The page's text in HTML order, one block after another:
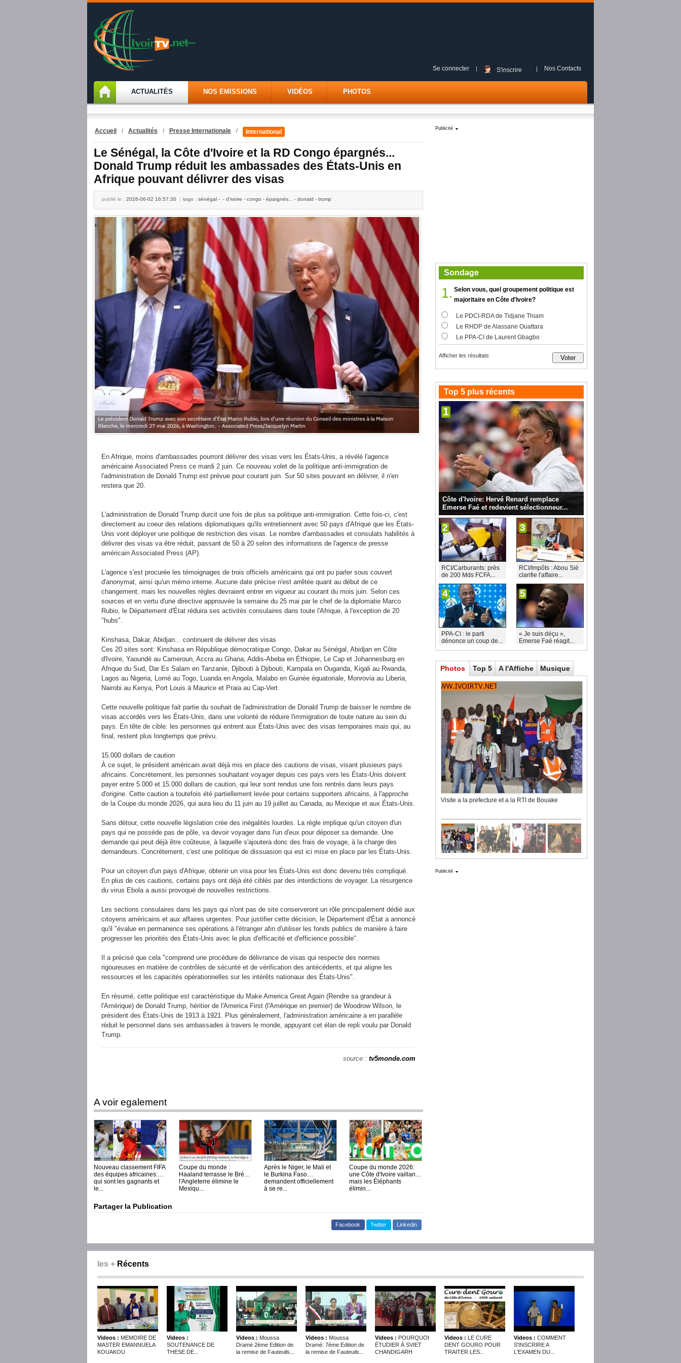
ACTUALITÉS NOS EMISSIONS VIDÉOS PHOTOS
Se connecter S'inscrire Nos Contacts
Accueil / Actualités / Presse Internationale / International
Le Sénégal, la Côte d'Ivoire et la RD Congo épargnés...
Donald Trump réduit les ambassades des États-Unis en
Afrique pouvant délivrer des visas
publiè le : 2026-06-02 16:57:30 tags : sénégal - - d'ivoire - congo - épargnés... - donald - trump
En Afrique, moins d'ambassades pourront délivrer des visas vers les États-Unis, a révélé l'agence
américaine Associated Press ce mardi 2 juin. Ce nouveau volet de la politique anti-immigration de
l'administration de Donald Trump est prévue pour courant juin. Sur 50 sites pouvant en délivrer, il n'en
restera que 20.
L'administration de Donald Trump durcit une fois de plus sa politique anti-immigration. Cette fois-ci, c'est
directement au coeur des relations diplomatiques qu'ils entretiennent avec 50 pays d'Afrique que les États-
Unis vont déployer une politique de restriction des visas. Le nombre d'ambassades et consulats habilités à
délivrer des visas va être réduit, passant de 50 à 20 selon des informations de l'agence de presse
américain Associated Press (AP).
L'agence s'est procurée les témoignages de trois officiels américains qui ont pu parler sous couvert
d'anonymat, ainsi qu'un mémo interne. Aucune date précise n'est arrêtée quant au début de ce
changement, mais les nouvelles règles devraient entrer en vigueur au courant du mois juin. Selon ces
sources et en vertu d'une directive approuvée la semaine du 25 mai par le chef de la diplomatie Marco
Rubio, le Département d'État réduira ses activités consulaires dans toute l'Afrique, à l'exception de 20
"hubs".
Kinshasa, Dakar, Abidjan... continuent de délivrer des visas
Ces 20 sites sont: Kinshasa en République démocratique Congo, Dakar au Sénégal, Abidjan en Côte
d'Ivoire, Yaoundé au Cameroun, Accra au Ghana, Addis-Abeba en Éthiopie, Le Cap et Johannesburg en
Afrique du Sud, Dar Es Salam en Tanzanie, Djibouti à Djibouti, Kampala en Ouganda, Kigali au Rwanda,
Lagos au Nigeria, Lomé au Togo, Luanda en Angola, Malabo en Guinée équatoriale, Monrovia au Liberia,
Nairobi au Kenya, Port Louis à Maurice et Praia au Cap-Vert.
Cette nouvelle politique fait partie du souhait de l'administration de Donald Trump de baisser le nombre de
visas accordés vers les États-Unis, dans une volonté de réduire l'immigration de toute nature au sein du
pays. En tête de cible: les personnes qui entrent aux États-Unis avec des visas temporaires mais qui, au
final, restent plus longtemps que prévu.
15.000 dollars de caution
À ce sujet, le président américain avait déjà mis en place des cautions de visas, visant plusieurs pays
africains. Concrètement, les personnes souhaitant voyager depuis ces pays vers les États-Unis doivent
payer entre 5.000 et 15.000 dollars de caution, qui leur sont rendus une fois rentrés dans leurs pays
d'origine. Cette caution a toutefois été partiellement levée pour certains supporters africains, à l'approche
de la Coupe du monde 2026, qui aura lieu du 11 juin au 19 juillet au Canada, au Mexique et aux États-Unis.
Sans détour, cette nouvelle législation crée des inégalités lourdes. La règle implique qu'un citoyen d'un
pays qui ne possède pas de pôle, va devoir voyager dans l'un d'eux pour déposer sa demande. Une
demande qui peut déjà être coûteuse, à laquelle s'ajoutera donc des frais de voyage, à la charge des
demandeurs. Concrètement, c'est une politique de dissuasion qui est ici mise en place par les États-Unis.
Pour un citoyen d'un pays d'Afrique, obtenir un visa pour les États-Unis est donc devenu très compliqué.
En plus de ces cautions, certains pays ont déjà été ciblés par des interdictions de voyager. La résurgence
du virus Ebola a aussi provoqué de nouvelles restrictions.
Les sections consulaires dans les pays qui n'ont pas de site conserveront un rôle principalement dédié aux
citoyens américains et aux affaires urgentes. Pour justifier cette décision, le Département d'État a annoncé
qu'il "évalue en permanence ses opérations à l'étranger afin d'utiliser les fonds publics de manière à faire
progresser les priorités des États-Unis avec le plus d'efficacité et d'efficience possible".
Il a précisé que cela "comprend une procédure de délivrance de visas qui respecte des normes
rigoureuses en matière de contrôles de sécurité et de vérification des antécédents, et qui aligne les
ressources et les capacités opérationnelles sur les intérêts nationaux des États-Unis".
En résumé, cette politique est caractéristique du Make America Great Again (Rendre sa grandeur à
l'Amérique) de Donald Trump, héritier de l'America First (l'Amérique en premier) de Woodrow Wilson, le
président des États-Unis de 1913 à 1921. Plus généralement, l'administration américaine a en parallèle
réduit le personnel dans ses ambassades à travers le monde, appuyant cet élan de repli voulu par Donald
Trump.
source : tv5monde.com
A voir egalement
Nouveau classement FIFA
des équipes africaines:
qui sont les gagnants et
le...
Coupe du monde :
Haaland terrasse le Brésil,
l'Angleterre élimine le
Mexiqu...
Après le Niger, le Mali et
le Burkina Faso
demandent officiellement
à se re...
Coupe du monde 2026:
une Côte d'Ivoire vaillante,
mais les Éléphants
élimin...
Partager la Publication
Facebook Twitter Linkedin
Publicité
Sondage
Selon vous, quel groupement politique est
majoritaire en Côte d'Ivoire?
1.
Le PDCI-RDA de Tidjane Thiam
Le RHDP de Alassane Ouattara
Le PPA-CI de Laurent Gbagbo
Afficher les résultats
Top 5 plus récents
1
Côte d'Ivoire: Hervé Renard remplace
Emerse Faé et redevient sélectionneur...
2
RCI/Carburants: près
de 200 Mds FCFA...
3
RCI/Impôts : Abou Sié
clarifie l'affaire...
4
PPA-CI : le parti
dénonce un coup de...
5
« Je suis déçu »,
Emerse Faé réagit...
Photos Top 5 A l'Affiche Musique
Visite a la prefecture et a la RTI de Bouake
Publicité
les + Récents
Videos : MEMOIRE DE
MASTER EMANNUELA
KOUAKOU
Videos :
SOUTENANCE DE
THESE DE...
Videos : Moussa
Dramé 2ème Edition de
la remise de Fauteuils...
Videos : Moussa
Dramé: 7ème Edition de
la remise de Fauteuils...
Videos : POURQUOI
ÉTUDIER À SVIET
CHANDIGARH
Videos : LE CURE
DENT GOURO POUR
TRAITER LES...
Videos : COMMENT
S'INSCRIRE A
L'EXAMEN DU...